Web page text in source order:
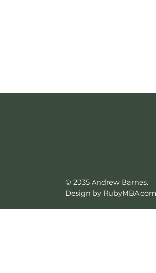
© 2035 Andrew Barnes.
Design by RubyMBA.com